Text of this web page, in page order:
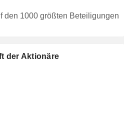
den 1000 größten Beteiligungen
der Aktionäre